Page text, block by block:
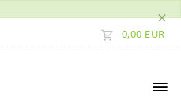
×
0,00 EUR